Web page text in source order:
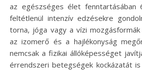
az egészséges élet fenntartásában
feltétlenül intenzív edzésekre
torna, jóga vagy a vízi mozgásformák
az izomerő és a hajlékonyság
nemcsak a fizikai állóképességet
érrendszeri betegségek kockázatát